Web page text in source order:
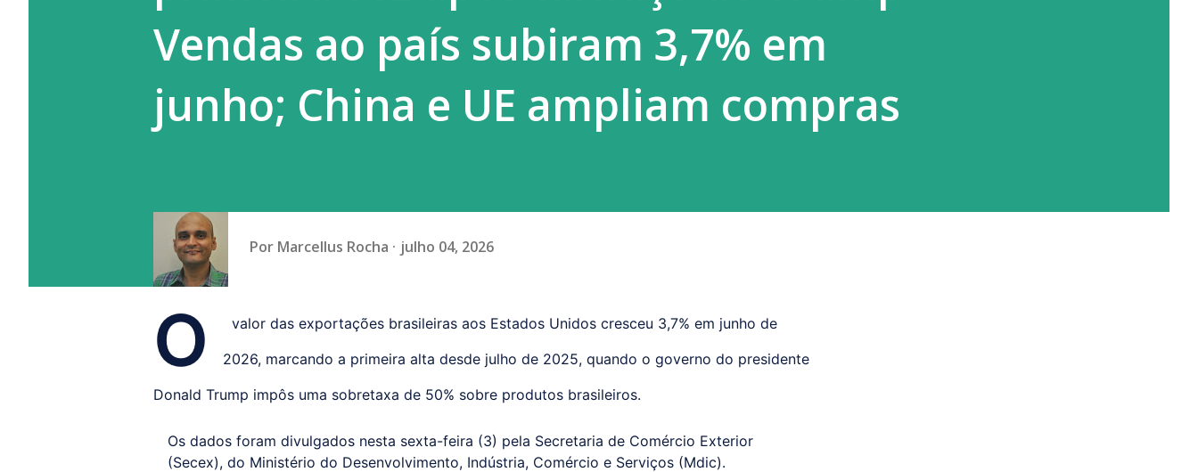
Funceme) e...
Vendas ao país subiram 3,7% em
junho; China e UE ampliam compras
Por Marcellus Rocha julho 04, 2026
O
valor das exportações brasileiras aos Estados Unidos cresceu 3,7% em junho de
2026, marcando a primeira alta desde julho de 2025, quando o governo do presidente
Donald Trump impôs uma sobretaxa de 50% sobre produtos brasileiros.
Os dados foram divulgados nesta sexta-feira (3) pela Secretaria de Comércio Exterior
(Secex), do Ministério do Desenvolvimento, Indústria, Comércio e Serviços (Mdic).